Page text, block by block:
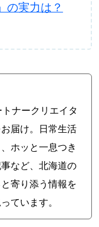
の実力は？
ナークリエイタ
届け。日常生活
ホッと一息つき
など、北海道の
寄り添う情報を
ています。